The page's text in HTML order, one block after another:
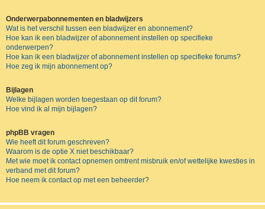
Onderwerpabonnementen en bladwijzers
Wat is het verschil tussen een bladwijzer en abonnement?
Hoe kan ik een bladwijzer of abonnement instellen op specifieke
onderwerpen?
Hoe kan ik een bladwijzer of abonnement instellen op specifieke forums?
Hoe zeg ik mijn abonnement op?
Bijlagen
Welke bijlagen worden toegestaan op dit forum?
Hoe vind ik al mijn bijlagen?
phpBB vragen
Wie heeft dit forum geschreven?
Waarom is de optie X niet beschikbaar?
Met wie moet ik contact opnemen omtrent misbruik en/of wettelijke kwesties in
verband met dit forum?
Hoe neem ik contact op met een beheerder?